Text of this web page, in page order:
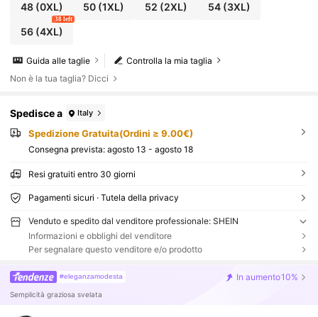
48(0XL) 50 (1XL) 52 (2XL) 54(3XL)
56(4XL)
38 left
Controlla la mia taglia
Guida alle taglie
Non è la tua taglia? Dicci
Spedisce a Italy
Spedizione Gratuita(Ordini ≥ 9.00€)
Consegna prevista: agosto 13 - agosto 18
Resi gratuiti entro 30 giorni
Pagamenti sicuri · Tutela della privacy
Venduto e spedito dal venditore professionale: SHEIN
Informazioni e obblighi del venditore
Per segnalare questo venditore e/o prodotto
#eleganzamodesta In aumento10%
Semplicità graziosa svelata